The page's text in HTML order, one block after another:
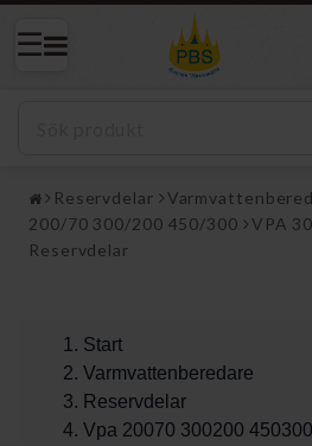
Reservdelar
200/70 300/200 450/300
VPA
Reservdelar
Start
Varmvattenberedare
Reservdelar
Vpa 20070 300200 450300